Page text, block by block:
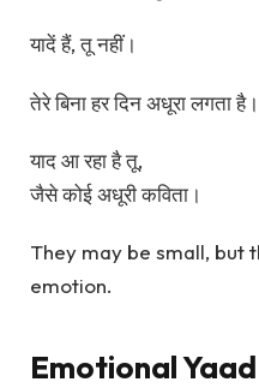
यादें हैं, तू नहीं।
तेरे बिना हर दिन अधूरा लगता है।
याद आ रहा है तू,
जैसे कोई अधूरी कविता।
They may be small, but
emotion.
Emotional